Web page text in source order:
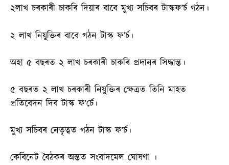
২লাখ চৰকাৰী চাকৰি দিয়াৰ বাবে মুখ্য সচিবৰ টাস্কফ’ৰ্চ গঠন।
২ লাখ নিযুক্তিৰ বাবে গঠন টাস্ক ফ’ৰ্চ।
অহা ৫ বছৰত ২ লাখ চৰকাৰী চাকৰি প্ৰদানৰ সিদ্ধান্ত।
৫ বছৰত ২ লাখ চৰকাৰী নিযুক্তিৰ ক্ষেত্ৰত তিনি মাহত
প্ৰতিবেদন দিব টাস্ক ফ’ৰ্চে।
মুখ্য সচিবৰ নেতৃত্বত গঠন টাস্ক ফ’ৰ্চ।
কেবিনেট বৈঠকৰ অন্তত সংবাদমেল ঘোষণা ।